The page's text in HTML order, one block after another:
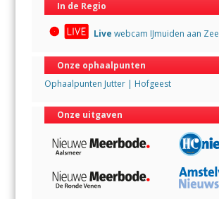
In de Regio
Live webcam IJmuiden aan Zee
Onze ophaalpunten
Ophaalpunten Jutter | Hofgeest
Onze uitgaven